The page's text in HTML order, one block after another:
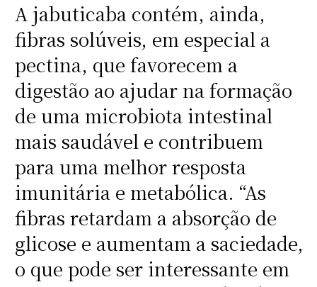
A jabuticaba contém, ainda,
fibras solúveis, em especial a
pectina, que favorecem a
digestão ao ajudar na formação
de uma microbiota intestinal
mais saudável e contribuem
para uma melhor resposta
imunitária e metabólica. “As
fibras retardam a absorção de
glicose e aumentam a saciedade,
o que pode ser interessante em